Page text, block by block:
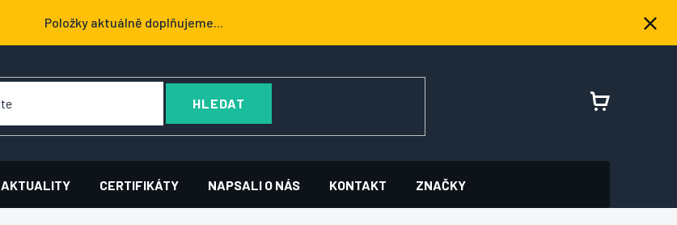
Položky aktuálně doplňujeme...
HLEDAT
NÁKUPNÍ
AKTUALITY CERTIFIKÁTY NAPSALI O NÁS KONTAKT ZNAČKY